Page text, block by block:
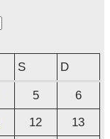
S D
5
6
12
13